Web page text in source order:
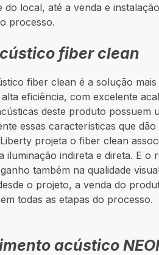
do local, até a venda e
processo.
fiber clean
fiber clean é a solução
eficiência, com excelente
deste produto possuem
essas características que
projeta o fiber clean
iluminação indireta e direta. E o
também na qualidade
o projeto, a venda do
todas as etapas do processo.
acústico